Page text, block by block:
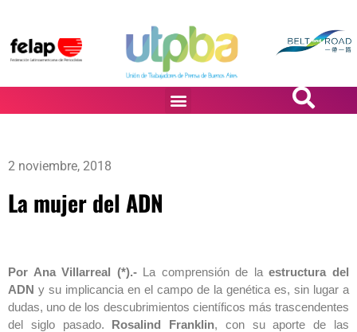
2 noviembre, 2018
La mujer del ADN
Por Ana Villarreal (*).- La comprensión de laestructura del
ADN y su implicancia en el campo de la genética es, sin lugar a
dudas, uno de los descubrimientos científicos más trascendentes
del siglo pasado. Rosalind Franklin, con su aporte de las